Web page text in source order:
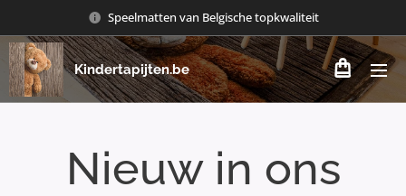
Speelmatten van Belgische topkwaliteit
Kindertapijten.be
Nieuw in ons